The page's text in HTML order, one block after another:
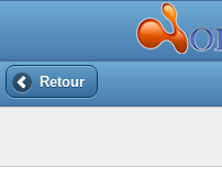
Retour